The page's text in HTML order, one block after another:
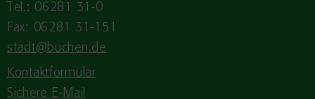
Tel.: 06281 31-0
Fax: 06281 31-151
stadt@buchen.de
Kontaktformular
Sichere E-Mail